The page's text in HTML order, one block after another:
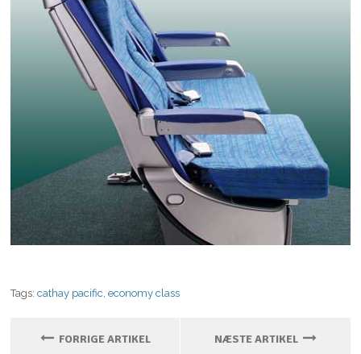
Tags:cathay pacific,economy class
FORRIGE ARTIKEL NÆSTE ARTIKEL